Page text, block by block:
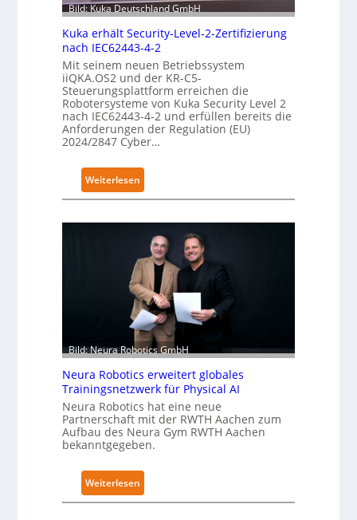
Bild: Kuka Deutschland GmbH
Kuka erhält Security-Level-2-Zertifizierung
nach IEC62443-4-2
Mit seinem neuen Betriebssystem
iiQKA.OS2 und der KR-C5-
Steuerungsplattform erreichen die
Robotersysteme von Kuka Security Level 2
nach IEC62443-4-2 und erfüllen bereits die
Anforderungen der Regulation (EU)
2024/2847 Cyber…
Weiterlesen
K
e
r
h
ä
l
t
e
c
u
r
i
-
Bild: Neura Robotics GmbH
Neura Robotics erweitert globales
Trainingsnetzwerk für Physical AI
Neura Robotics hat eine neue
Partnerschaft mit der RWTH Aachen zum
Aufbau des Neura Gym RWTH Aachen
bekanntgegeben.
Weiterlesen
N